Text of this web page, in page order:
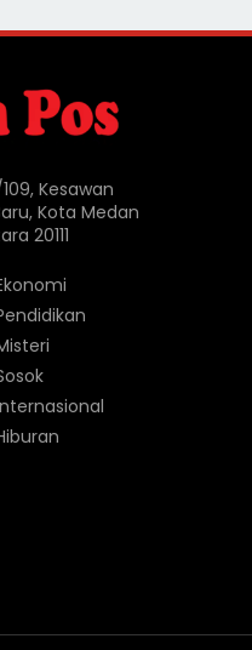
Kesawan
Kota Medan
20111